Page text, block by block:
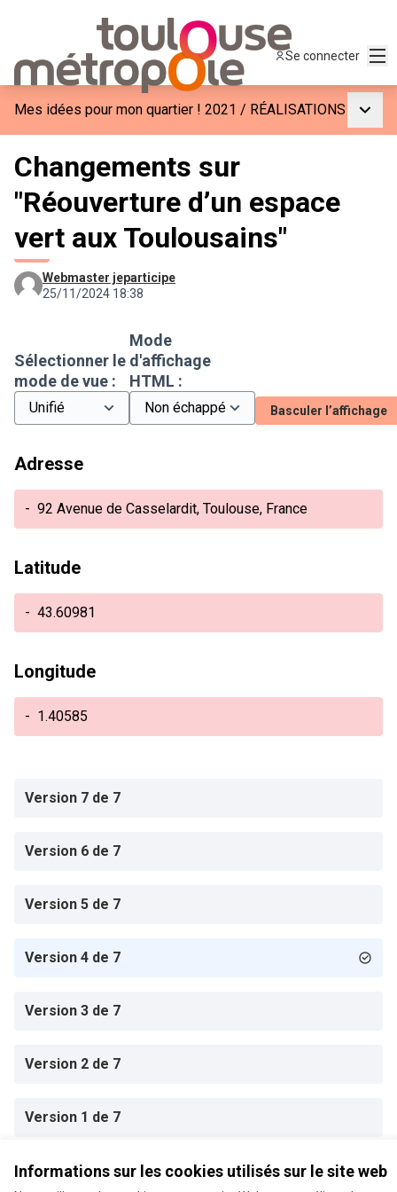
Informations sur les cookies utilisés sur le site web
Se connecter
Mes idées pour mon quartier ! 2021 / RÉALISATIONS
Changements sur
"Réouverture d’un espace
vert aux Toulousains"
Webmaster jeparticipe
25/11/2024 18:38
Sélectionner le
mode de vue :
Mode
d'affichage
HTML :
Basculer l’affichage
Adresse
- 92 Avenue de Casselardit, Toulouse, France
Latitude
- 43.60981
Longitude
- 1.40585
Version 7 de 7
Version 6 de 7
Version 5 de 7
Version 4 de 7
Version 3 de 7
Version 2 de 7
Version 1 de 7
Conditions d'utilisation